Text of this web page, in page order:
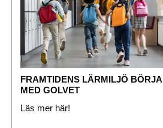
FRAMTIDENS LÄRMILJÖ
MED GOLVET
Läs mer här!